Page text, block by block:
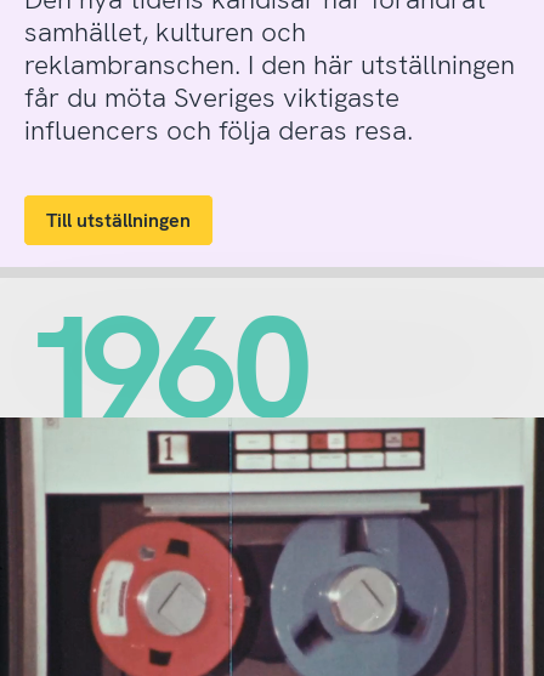
samhället, kulturen och
reklambranschen. I den här utställningen
får du möta Sveriges viktigaste
influencers och följa deras resa.
Till utställningen
1960